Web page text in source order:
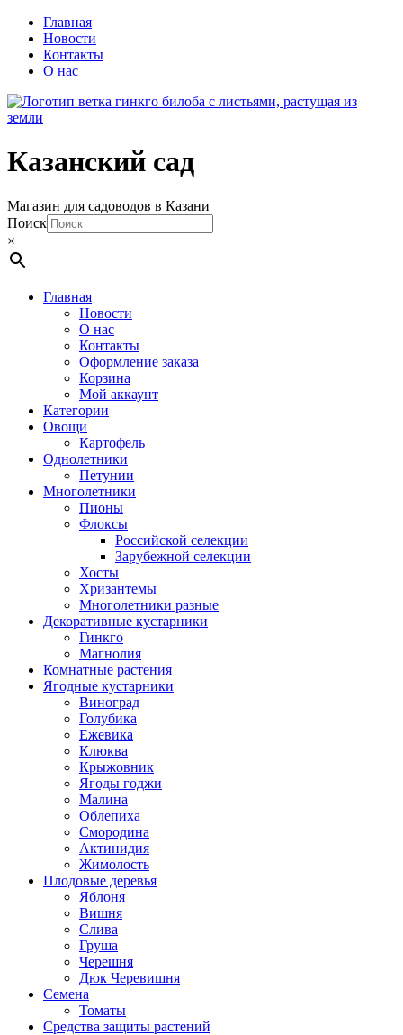
Главная
Новости
Контакты
О нас
Казанский сад
Магазин для садоводов в Казани
Поиск
×
Главная
Новости
О нас
Контакты
Оформление заказа
Корзина
Мой аккаунт
Категории
Овощи
Картофель
Однолетники
Петунии
Многолетники
Пионы
Флоксы
Российской селекции
Зарубежной селекции
Хосты
Хризантемы
Многолетники разные
Декоративные кустарники
Гинкго
Магнолия
Комнатные растения
Ягодные кустарники
Виноград
Голубика
Ежевика
Клюква
Крыжовник
Ягоды годжи
Малина
Облепиха
Смородина
Актинидия
Жимолость
Плодовые деревья
Яблоня
Вишня
Слива
Груша
Черешня
Дюк Черевишня
Семена
Томаты
Средства защиты растений